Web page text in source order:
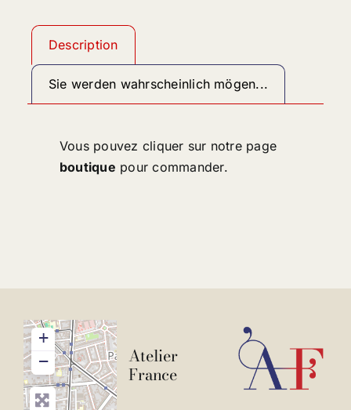
Description
Sie werden wahrscheinlich mögen...
Vous pouvez cliquer sur notre page
boutique pour commander.
+
−
Atelier
France